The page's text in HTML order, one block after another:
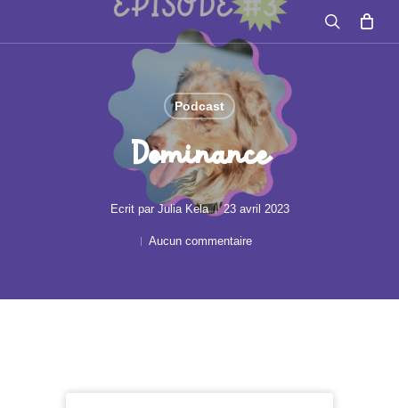
to
search
Podcast
Dominance
Ecrit par Julia Kela 23 avril 2023
Aucun commentaire